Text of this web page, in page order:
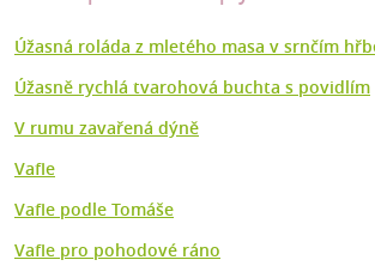
Úžasná roláda z mletého masa v srnčím
Úžasně rychlá tvarohová buchta s povidlím
V rumu zavařená dýně
Vafle
Vafle podle Tomáše
Vafle pro pohodové ráno